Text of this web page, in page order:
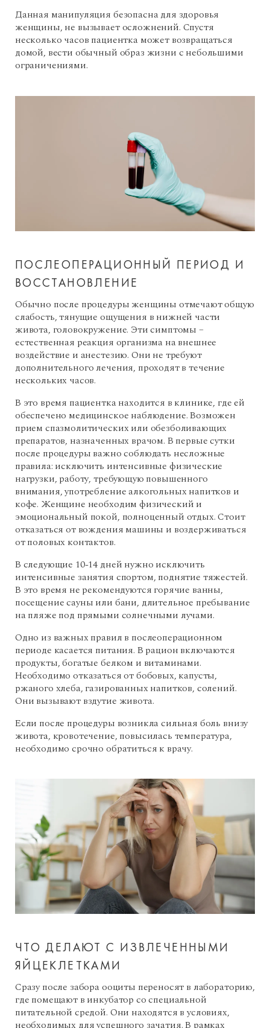
Данная манипуляция безопасна для здоровья
женщины, не вызывает осложнений. Спустя
несколько часов пациентка может возвращаться
домой, вести обычный образ жизни с небольшими
ограничениями.
ПОСЛЕОПЕРАЦИОННЫЙ ПЕРИОД И
ВОССТАНОВЛЕНИЕ
Обычно после процедуры женщины отмечают общую
слабость, тянущие ощущения в нижней части
живота, головокружение. Эти симптомы –
естественная реакция организма на внешнее
воздействие и анестезию. Они не требуют
дополнительного лечения, проходят в течение
нескольких часов.
В это время пациентка находится в клинике, где ей
обеспечено медицинское наблюдение. Возможен
прием спазмолитических или обезболивающих
препаратов, назначенных врачом. В первые сутки
после процедуры важно соблюдать несложные
правила: исключить интенсивные физические
нагрузки, работу, требующую повышенного
внимания, употребление алкогольных напитков и
кофе. Женщине необходим физический и
эмоциональный покой, полноценный отдых. Стоит
отказаться от вождения машины и воздерживаться
от половых контактов.
В следующие 10-14 дней нужно исключить
интенсивные занятия спортом, поднятие тяжестей.
В это время не рекомендуются горячие ванны,
посещение сауны или бани, длительное пребывание
на пляже под прямыми солнечными лучами.
Одно из важных правил в послеоперационном
периоде касается питания. В рацион включаются
продукты, богатые белком и витаминами.
Необходимо отказаться от бобовых, капусты,
ржаного хлеба, газированных напитков, солений.
Они вызывают вздутие живота.
Если после процедуры возникла сильная боль внизу
живота, кровотечение, повысилась температура,
необходимо срочно обратиться к врачу.
ЧТО ДЕЛАЮТ С ИЗВЛЕЧЕННЫМИ
ЯЙЦЕКЛЕТКАМИ
Сразу после забора ооциты переносят в лабораторию,
где помещают в инкубатор со специальной
питательной средой. Они находятся в условиях,